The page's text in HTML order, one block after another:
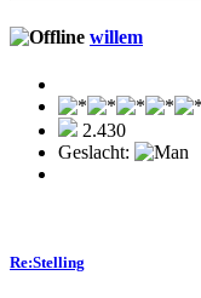
willem
2.430
Geslacht:
Re:Stelling